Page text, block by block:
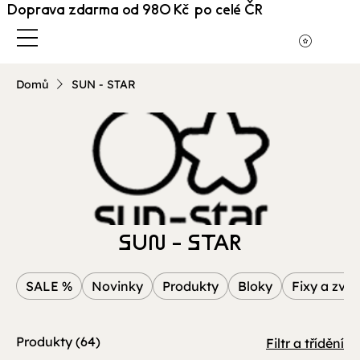
Doprava zdarma od 980 Kč po celé ČR
Domů SUN - STAR
SUN - STAR
SALE % Novinky Produkty Bloky Fixy a
Produkty (64) Filtr a třídění